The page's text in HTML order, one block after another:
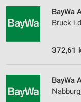
BayWa
Bruck
372,61
BayWa